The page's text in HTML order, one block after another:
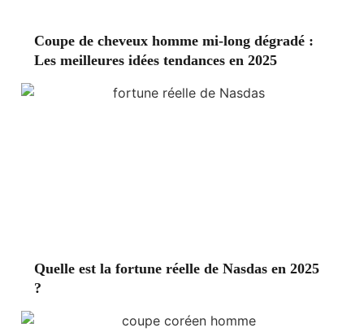
Coupe de cheveux homme mi-long dégradé :
Les meilleures idées tendances en 2025
Quelle est la fortune réelle de Nasdas en 2025
?